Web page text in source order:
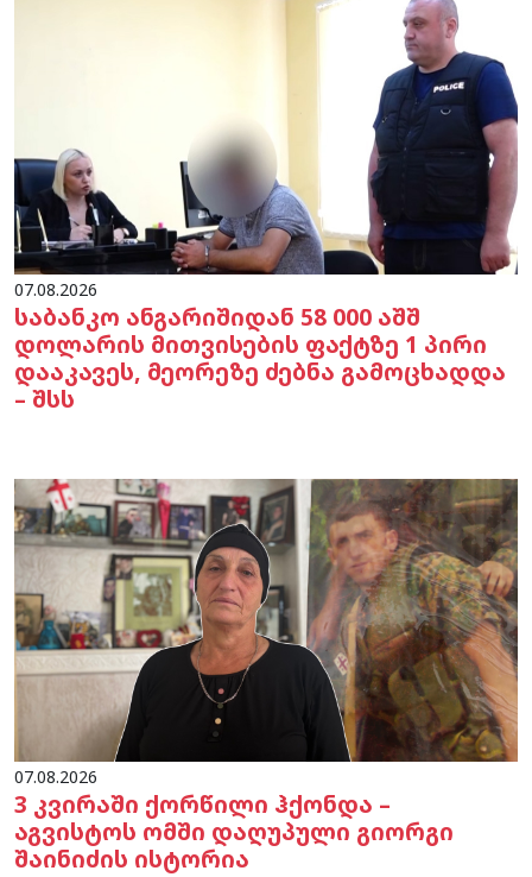
07.08.2026
საბანკო ანგარიშიდან 58 000 აშშ
დოლარის მითვისების ფაქტზე 1 პირი
დააკავეს, მეორეზე ძებნა გამოცხადდა
– შსს
07.08.2026
3 კვირაში ქორწილი ჰქონდა –
აგვისტოს ომში დაღუპული გიორგი
შაინიძის ისტორია